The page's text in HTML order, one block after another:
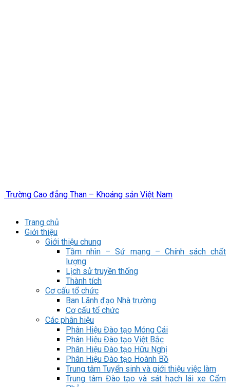
Trường Cao đẳng Than – Khoáng sản Việt Nam
Trang chủ
Giới thiệu
Giới thiệu chung
Tầm nhìn – Sứ mạng – Chính sách chất
lượng
Lịch sử truyền thống
Thành tích
Cơ cấu tổ chức
Ban Lãnh đạo Nhà trường
Cơ cấu tổ chức
Các phân hiệu
Phân Hiệu Đào tạo Móng Cái
Phân Hiệu Đào tạo Việt Bắc
Phân Hiệu Đào tạo Hữu Nghị
Phân Hiệu Đào tạo Hoành Bồ
Trung tâm Tuyển sinh và giới thiệu việc làm
Trung tâm Đào tạo và sát hạch lái xe Cẩm